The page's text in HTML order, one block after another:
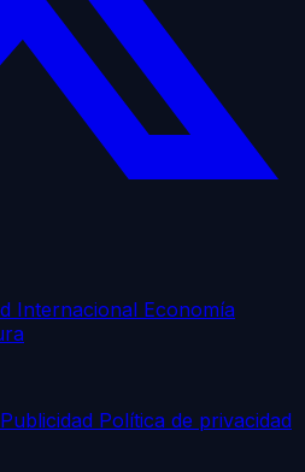
Internacional Economía
Publicidad Política de privacidad